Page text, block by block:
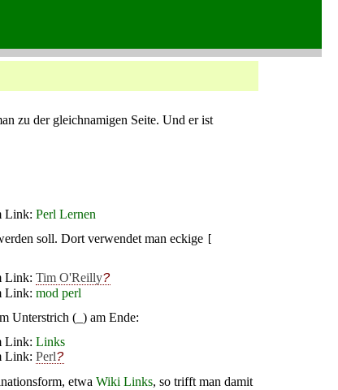
zu der gleichnamigen Seite. Und er ist
Link: Perl Lernen
soll. Dort verwendet man eckige
Link: Tim O'Reilly
Link: mod perl
Unterstrich (_) am Ende:
Link: Links
Link: Perl
etwa Wiki Links, so trifft man damit